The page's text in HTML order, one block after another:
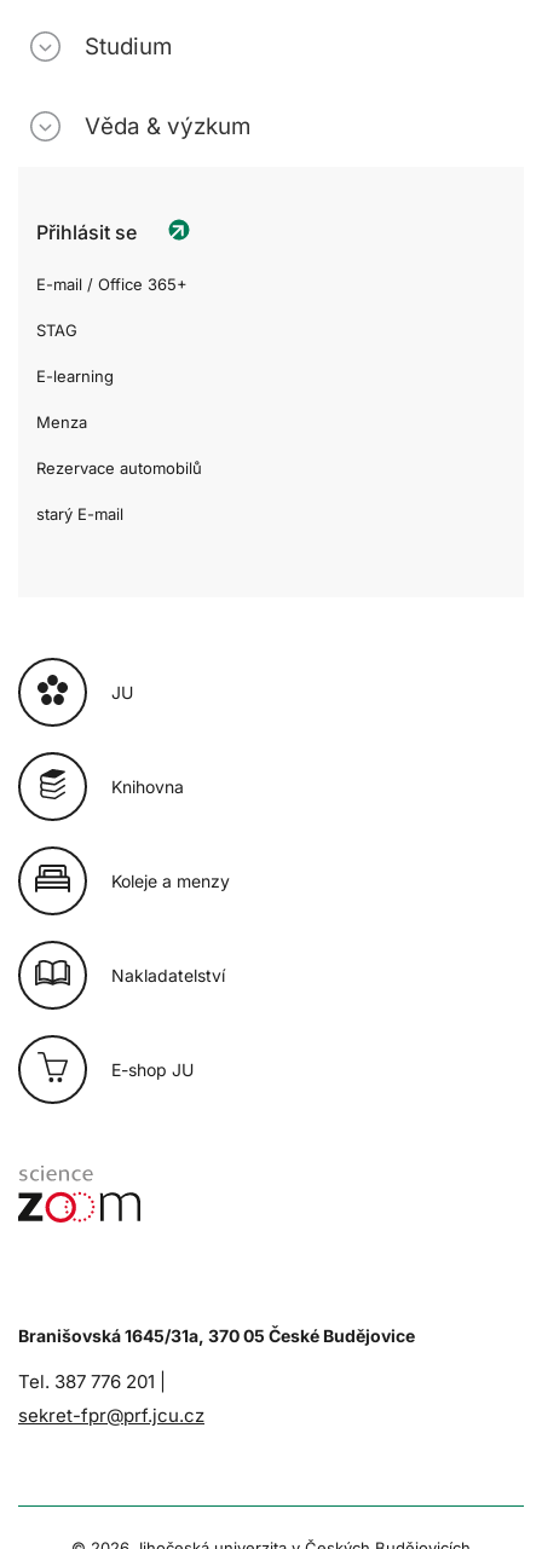
Studium
Věda & výzkum
Přihlásit se
E-mail / Office 365+
STAG
E-learning
Menza
Rezervace automobilů
starý E-mail
JU
Knihovna
Koleje a menzy
Nakladatelství
E-shop JU
Branišovská 1645/31a, 370 05 České Budějovice
Tel. 387 776 201 |
sekret-fpr@prf.jcu.cz